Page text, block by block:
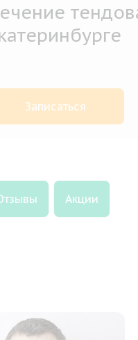
Записаться
Акции